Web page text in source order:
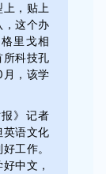
，贴上
，这个办
里戈相
所科技孔
月，该学
》记者
英语文化
工作。
中文，